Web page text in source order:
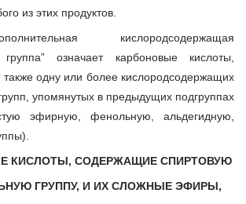
из этих продуктов.
кислородсодержащая
означает карбоновые кислоты,
также одну или более кислородсодержащих
упомянутых в предыдущих подгруппах
эфирную, фенольную, альдегидную,
КИСЛОТЫ, СОДЕРЖАЩИЕ СПИРТОВУЮ
ГРУППУ, И ИХ СЛОЖНЫЕ ЭФИРЫ,